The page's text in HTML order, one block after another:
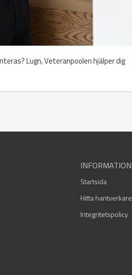
Lugn, Veteranpoolen hjälper dig
INFORMATION
Startsida
Hitta hantverkare
Integritetspolicy